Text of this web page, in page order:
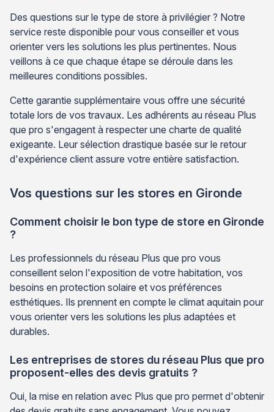
Des questions sur le type de store à privilégier ? Notre
service reste disponible pour vous conseiller et vous
orienter vers les solutions les plus pertinentes. Nous
veillons à ce que chaque étape se déroule dans les
meilleures conditions possibles.
Cette garantie supplémentaire vous offre une sécurité
totale lors de vos travaux. Les adhérents au réseau Plus
que pro s'engagent à respecter une charte de qualité
exigeante. Leur sélection drastique basée sur le retour
d'expérience client assure votre entière satisfaction.
Vos questions sur les stores en Gironde
Comment choisir le bon type de store en Gironde
?
Les professionnels du réseau Plus que pro vous
conseillent selon l'exposition de votre habitation, vos
besoins en protection solaire et vos préférences
esthétiques. Ils prennent en compte le climat aquitain pour
vous orienter vers les solutions les plus adaptées et
durables.
Les entreprises de stores du réseau Plus que pro
proposent-elles des devis gratuits ?
Oui, la mise en relation avec Plus que pro permet d'obtenir